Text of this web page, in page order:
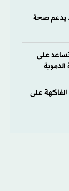
يدعم صحة
على
على